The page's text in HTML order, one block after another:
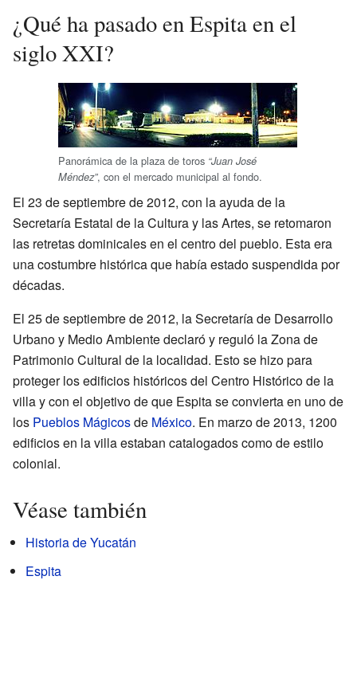
¿Qué ha pasado en Espita en el
siglo XXI?
Panorámica de la plaza de toros “Juan José
Méndez”, con el mercado municipal al fondo.
El 23 de septiembre de 2012, con la ayuda de la
Secretaría Estatal de la Cultura y las Artes, se retomaron
las retretas dominicales en el centro del pueblo. Esta era
una costumbre histórica que había estado suspendida por
décadas.
El 25 de septiembre de 2012, la Secretaría de Desarrollo
Urbano y Medio Ambiente declaró y reguló la Zona de
Patrimonio Cultural de la localidad. Esto se hizo para
proteger los edificios históricos del Centro Histórico de la
villa y con el objetivo de que Espita se convierta en uno de
los Pueblos Mágicosde México. En marzo de 2013, 1200
edificios en la villa estaban catalogados como de estilo
colonial.
Véase también
Historia de Yucatán
Espita